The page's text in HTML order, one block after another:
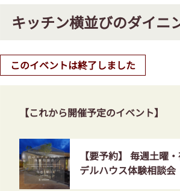
キッチン横並びのダイニ
このイベントは終了しました
【これから開催予定のイベント】
【要予約】 毎週土曜
デルハウス体験相談会